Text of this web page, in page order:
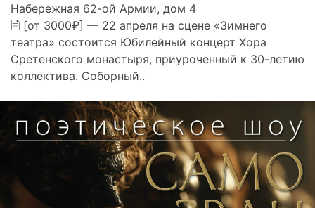
Набережная 62-ой Армии, дом 4
🗎 [от 3000₽] — 22 апреля на сцене «Зимнего
театра» состоится Юбилейный концерт Хора
Сретенского монастыря, приуроченный к 30-летию
коллектива. Соборный..